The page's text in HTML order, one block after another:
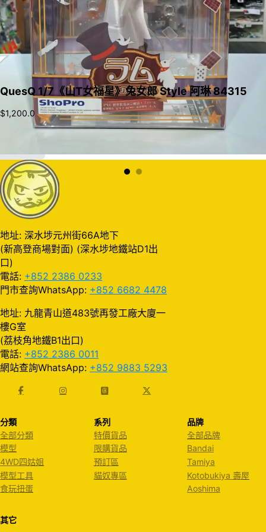
QuesQ 1/7《山T女福星》兔女郎 Style 阿琳 84315
$1,200.0
地址: 深水埗元州街66A地下
(新高登商場對面) (深水埗地鐵站D1出
口)
電話: +852 2386 0233
門市查詢WhatsApp: +852 6682 4478
地址: 九龍青山道483號再發工廠大廈一
樓G室
(荔枝角地鐵B1出口)
電話: +852 2386 0011
網站查詢WhatsApp: +852 9883 5293
分類
全部分類
模型
4WD四姑姐
模型工具
食玩扭蛋
系列
特價貨品
限購貨品
預訂區
貓奴專區
品牌
全部品牌
Bandai
Tamiya
Kotobukiya 壽屋
Aoshima
其它